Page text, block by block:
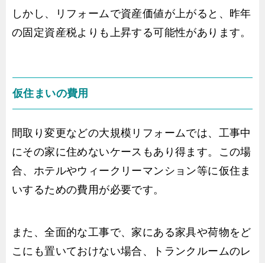
しかし、リフォームで資産価値が上がると、昨年
の固定資産税よりも上昇する可能性があります。
仮住まいの費用
間取り変更などの大規模リフォームでは、工事中
にその家に住めないケースもあり得ます。この場
合、ホテルやウィークリーマンション等に仮住ま
いするための費用が必要です。
また、全面的な工事で、家にある家具や荷物をど
こにも置いておけない場合、トランクルームのレ